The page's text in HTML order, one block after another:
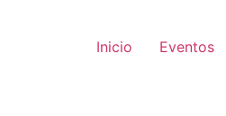
Inicio Eventos